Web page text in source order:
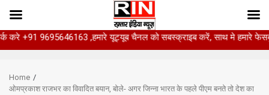
9695646163 ,हमारे यूट्यूब चैनल को सबस्क्राइब करें, साथ मे हमारे फेसबुक को
content
Home
ओमप्रकाश राजभर का विवादित बयान, बोले- अगर जिन्ना भारत के पहले पीएम बनते तो देश का